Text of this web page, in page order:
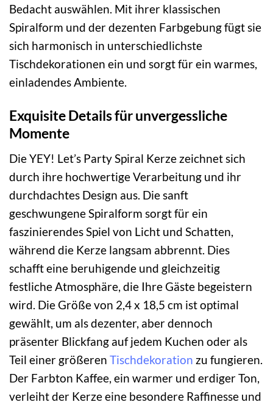
Bedacht auswählen. Mit ihrer klassischen
Spiralform und der dezenten Farbgebung fügt sie
sich harmonisch in unterschiedlichste
Tischdekorationen ein und sorgt für ein warmes,
einladendes Ambiente.
Exquisite Details für unvergessliche
Momente
Die YEY! Let’s Party Spiral Kerze zeichnet sich
durch ihre hochwertige Verarbeitung und ihr
durchdachtes Design aus. Die sanft
geschwungene Spiralform sorgt für ein
faszinierendes Spiel von Licht und Schatten,
während die Kerze langsam abbrennt. Dies
schafft eine beruhigende und gleichzeitig
festliche Atmosphäre, die Ihre Gäste begeistern
wird. Die Größe von 2,4 x 18,5 cm ist optimal
gewählt, um als dezenter, aber dennoch
präsenter Blickfang auf jedem Kuchen oder als
Teil einer größeren Tischdekoration zu fungieren.
Der Farbton Kaffee, ein warmer und erdiger Ton,
verleiht der Kerze eine besondere Raffinesse und